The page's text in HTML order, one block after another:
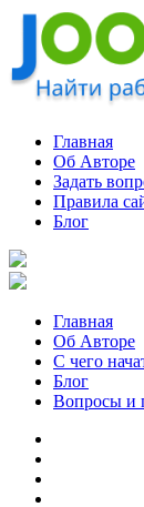
Главная
Об Авторе
Задать
Правила
Блог
Главная
Об Авторе
С чего
Блог
Вопросы и